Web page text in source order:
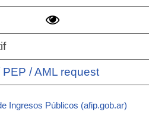
PEP / AML request
Ingresos Públicos (afip.gob.ar)